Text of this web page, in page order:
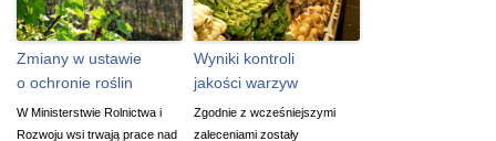
Zmiany w ustawie
o ochronie roślin
W Ministerstwie Rolnictwa i
Rozwoju wsi trwają prace nad
Wyniki kontroli
jakości warzyw
Zgodnie z wcześniejszymi
zaleceniami zostały